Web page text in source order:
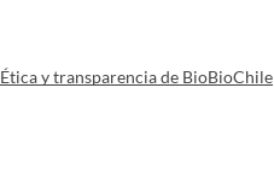
Ética y transparencia de BioBioChile